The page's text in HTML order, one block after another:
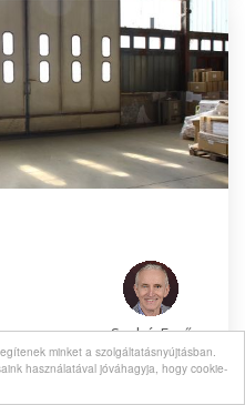
minket a szolgáltatásnyújtásban.
használatával jóváhagyja, hogy cookie-
Szabó Ernő